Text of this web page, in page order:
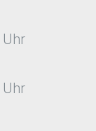
Uhr
Uhr